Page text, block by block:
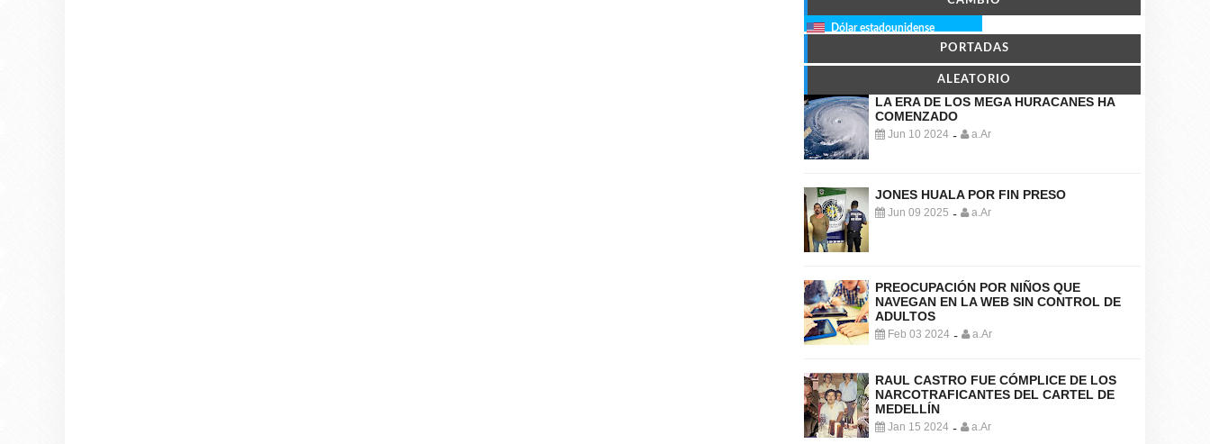
Dólar estadounidense
PORTADAS
ALEATORIO
LA ERA DE LOS MEGA HURACANES HA
COMENZADO
Jun 10 2024 - a.Ar
JONES HUALA POR FIN PRESO
Jun 09 2025 - a.Ar
PREOCUPACIÓN POR NIÑOS QUE
NAVEGAN EN LA WEB SIN CONTROL DE
ADULTOS
Feb 03 2024 - a.Ar
RAUL CASTRO FUE CÓMPLICE DE LOS
NARCOTRAFICANTES DEL CARTEL DE
MEDELLÍN
Jan 15 2024 - a.Ar